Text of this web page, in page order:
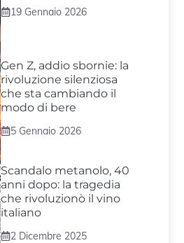
19 Gennaio 2026
Gen Z, addio sbornie: la
rivoluzione silenziosa
che sta cambiando il
modo di bere
5 Gennaio 2026
Scandalo metanolo, 40
anni dopo: la tragedia
che rivoluzionò il vino
italiano
2 Dicembre 2025